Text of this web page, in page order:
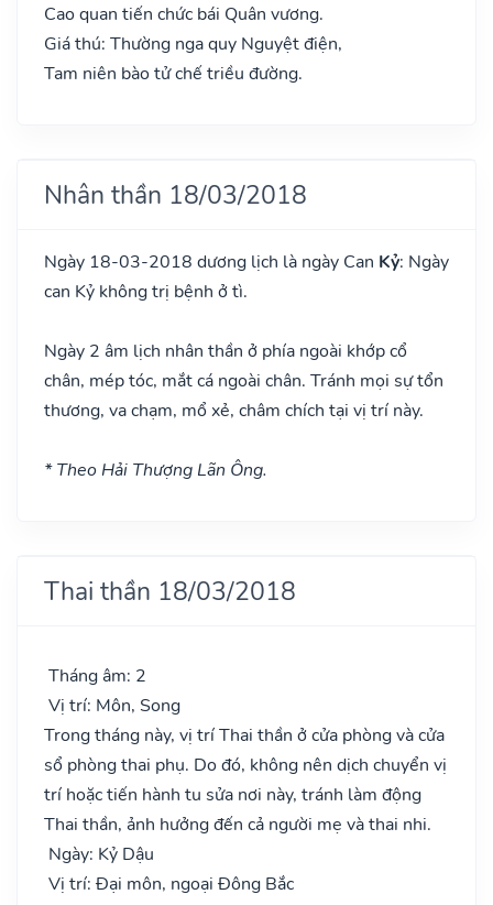
Cao quan tiến chức bái Quân vương.
Giá thú: Thường nga quy Nguyệt điện,
Tam niên bào tử chế triều đường.
Nhân thần 18/03/2018
Ngày 18-03-2018 dương lịch là ngày Can Kỷ: Ngày
can Kỷ không trị bệnh ở tì.
Ngày 2 âm lịch nhân thần ở phía ngoài khớp cổ
chân, mép tóc, mắt cá ngoài chân. Tránh mọi sự tổn
thương, va chạm, mổ xẻ, châm chích tại vị trí này.
* Theo Hải Thượng Lãn Ông.
Thai thần 18/03/2018
Tháng âm: 2
Vị trí: Môn, Song
Trong tháng này, vị trí Thai thần ở cửa phòng và cửa
sổ phòng thai phụ. Do đó, không nên dịch chuyển vị
trí hoặc tiến hành tu sửa nơi này, tránh làm động
Thai thần, ảnh hưởng đến cả người mẹ và thai nhi.
Ngày: Kỷ Dậu
Vị trí: Đại môn, ngoại Đông Bắc